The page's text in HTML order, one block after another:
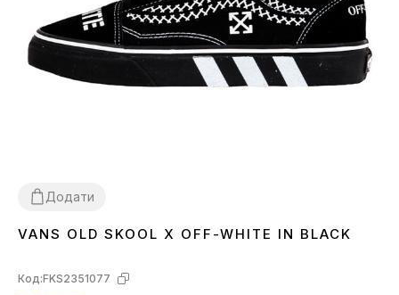
Додати
4042
VANS OLD SKOOL X OFF-WHITE IN BLACK
Код:FKS2351077